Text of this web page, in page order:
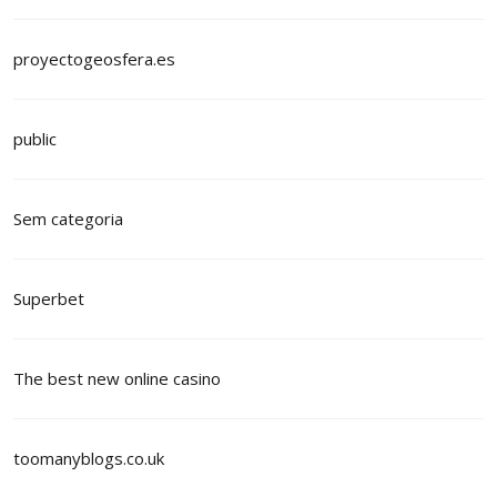
proyectogeosfera.es
public
Sem categoria
Superbet
The best new online casino
toomanyblogs.co.uk